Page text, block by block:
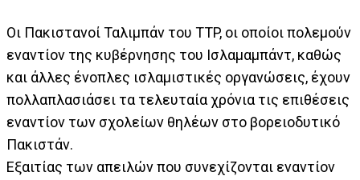
Οι Πακιστανοί Ταλιμπάν του TTP, οι οποίοι πολεμούν
εναντίον της κυβέρνησης του Ισλαμαμπάντ, καθώς
και άλλες ένοπλες ισλαμιστικές οργανώσεις, έχουν
πολλαπλασιάσει τα τελευταία χρόνια τις επιθέσεις
εναντίον των σχολείων θηλέων στο βορειοδυτικό
Πακιστάν.
Εξαιτίας των απειλών που συνεχίζονται εναντίον